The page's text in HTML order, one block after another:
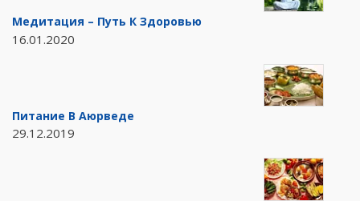
Медитация – Путь К Здоровью
16.01.2020
Питание В Аюрведе
29.12.2019